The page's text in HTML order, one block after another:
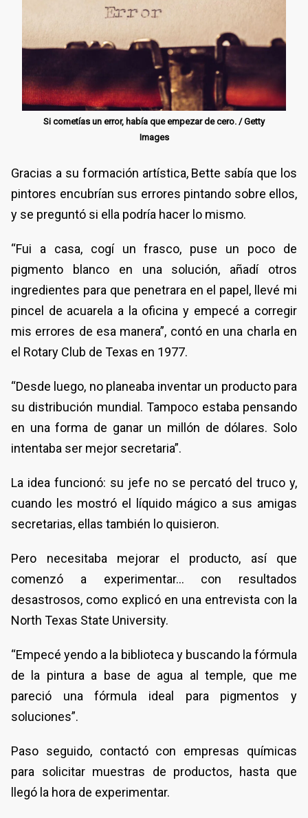
Si cometías un error, había que empezar de cero. / Getty
Images
Gracias a su formación artística, Bette sabía que los
pintores encubrían sus errores pintando sobre ellos,
y se preguntó si ella podría hacer lo mismo.
“Fui a casa, cogí un frasco, puse un poco de
pigmento blanco en una solución, añadí otros
ingredientes para que penetrara en el papel, llevé mi
pincel de acuarela a la oficina y empecé a corregir
mis errores de esa manera”, contó en una charla en
el Rotary Club de Texas en 1977.
“Desde luego, no planeaba inventar un producto para
su distribución mundial. Tampoco estaba pensando
en una forma de ganar un millón de dólares. Solo
intentaba ser mejor secretaria”.
La idea funcionó: su jefe no se percató del truco y,
cuando les mostró el líquido mágico a sus amigas
secretarias, ellas también lo quisieron.
Pero necesitaba mejorar el producto, así que
comenzó a experimentar... con resultados
desastrosos, como explicó en una entrevista con la
North Texas State University.
“Empecé yendo a la biblioteca y buscando la fórmula
de la pintura a base de agua al temple, que me
pareció una fórmula ideal para pigmentos y
soluciones”.
Paso seguido, contactó con empresas químicas
para solicitar muestras de productos, hasta que
llegó la hora de experimentar.